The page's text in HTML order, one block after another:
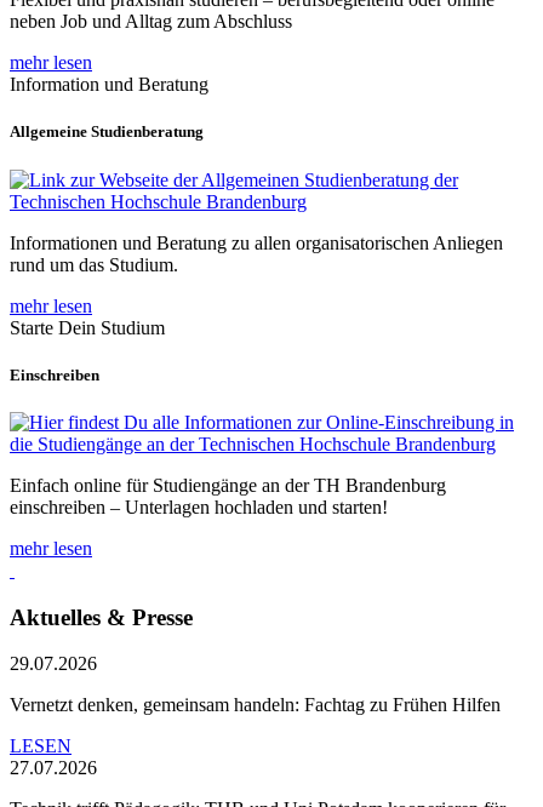
neben Job und Alltag zum Abschluss
mehr lesen
Information und Beratung
Allgemeine Studienberatung
Informationen und Beratung zu allen organisatorischen Anliegen
rund um das Studium.
mehr lesen
Starte Dein Studium
Einschreiben
Einfach online für Studiengänge an der TH Brandenburg
einschreiben – Unterlagen hochladen und starten!
mehr lesen
Aktuelles & Presse
29.07.2026
Vernetzt denken, gemeinsam handeln: Fachtag zu Frühen Hilfen
LESEN
27.07.2026